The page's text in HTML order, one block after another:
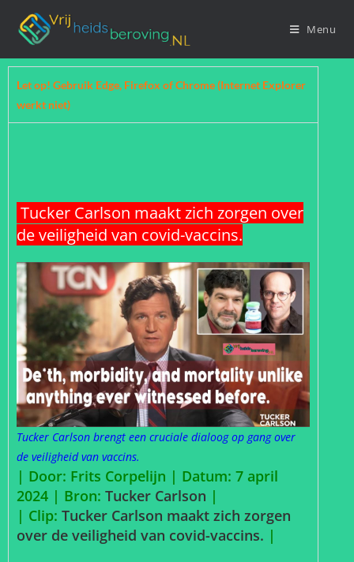
Menu
Let op! Gebruik Edge, Firefox of Chrome (Internet Explorer
werkt niet)
Tucker Carlson maakt zich zorgen over
de veiligheid van covid-vaccins.
Tucker Carlson brengt een cruciale dialoog op gang over
de veiligheid van vaccins.
| Door: Frits Corpelijn | Datum: 7 april
2024 | Bron: Tucker Carlson |
| Clip: Tucker Carlson maakt zich zorgen
over de veiligheid van covid-vaccins. |